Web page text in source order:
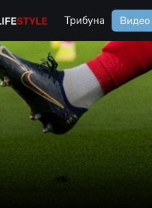
Life Style Трибуна Видео